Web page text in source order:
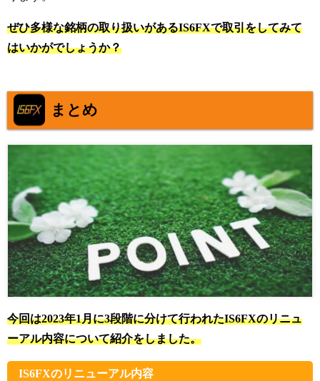
ぜひ多様な銘柄の取り扱いがあるIS6FXで取引をしてみて
はいかがでしょうか？
まとめ
今回は2023年1月に3段階に分けて行われたIS6FXのリニュ
ーアル内容について紹介をしました。
IS6FXのリニューアル内容